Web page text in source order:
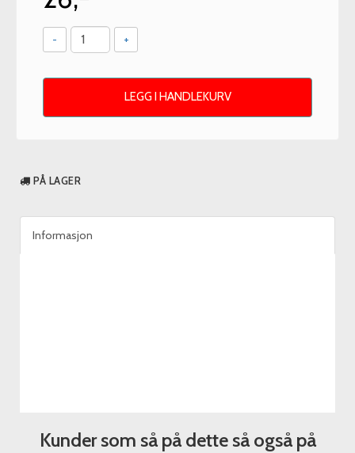
- +
LEGG I HANDLEKURV
PÅ LAGER
Informasjon
Kunder som så på dette så også på